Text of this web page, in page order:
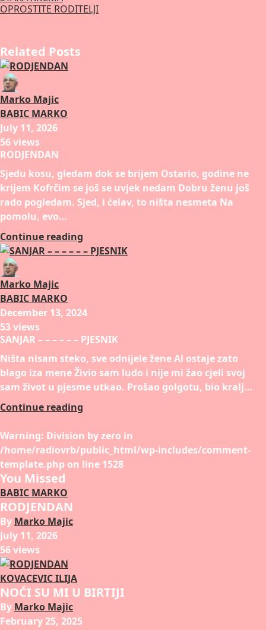
OPROSTITE RODITELJI
Related Posts
Marko Majic
BABIC MARKO
July 11, 2026
56 views
RODJENDAN
Sjedu kosu, gledam dok se brijem Ostario, godine ne
krijem Kofrčim se još se uvjek nedam Dobru ženu još
rado pogledam. Sjed, i ćelav, to ništa nesmeta Na
pomolu, evo…
Continue reading
Marko Majic
BABIC MARKO
December 13, 2024
53 views
SANJAR – – – – – – PJESNIK
Ništa nisam steko, sve odnijele žene Al ostaje zato
blago iza mene Živio sam ludo i nije mi žao cjeli svoj
sam život u pjesme utkao. Prošao golgotu, bio kralj…
Continue reading
Warning: Division by zero in
/home/radiovrb/public_html/wp-includes/comment-
template.php on line 1528
You Missed
BABIC MARKO
RODJENDAN
By Marko Majic
July 11, 2026
56 views
KOVACEVIC ILIJA
NOĆI SU MI U BIRTIJI
By Marko Majic
February 25, 2025